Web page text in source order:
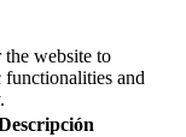
the website to
functionalities and